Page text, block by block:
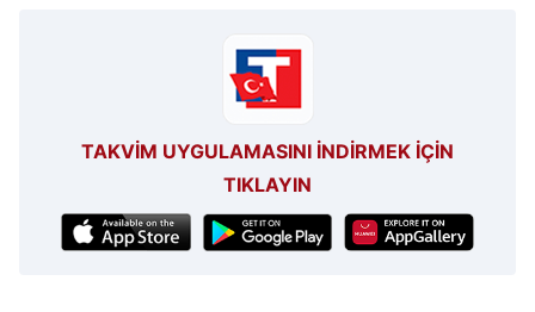
TAKVİM UYGULAMASINI İNDİRMEK İÇİN
TIKLAYIN